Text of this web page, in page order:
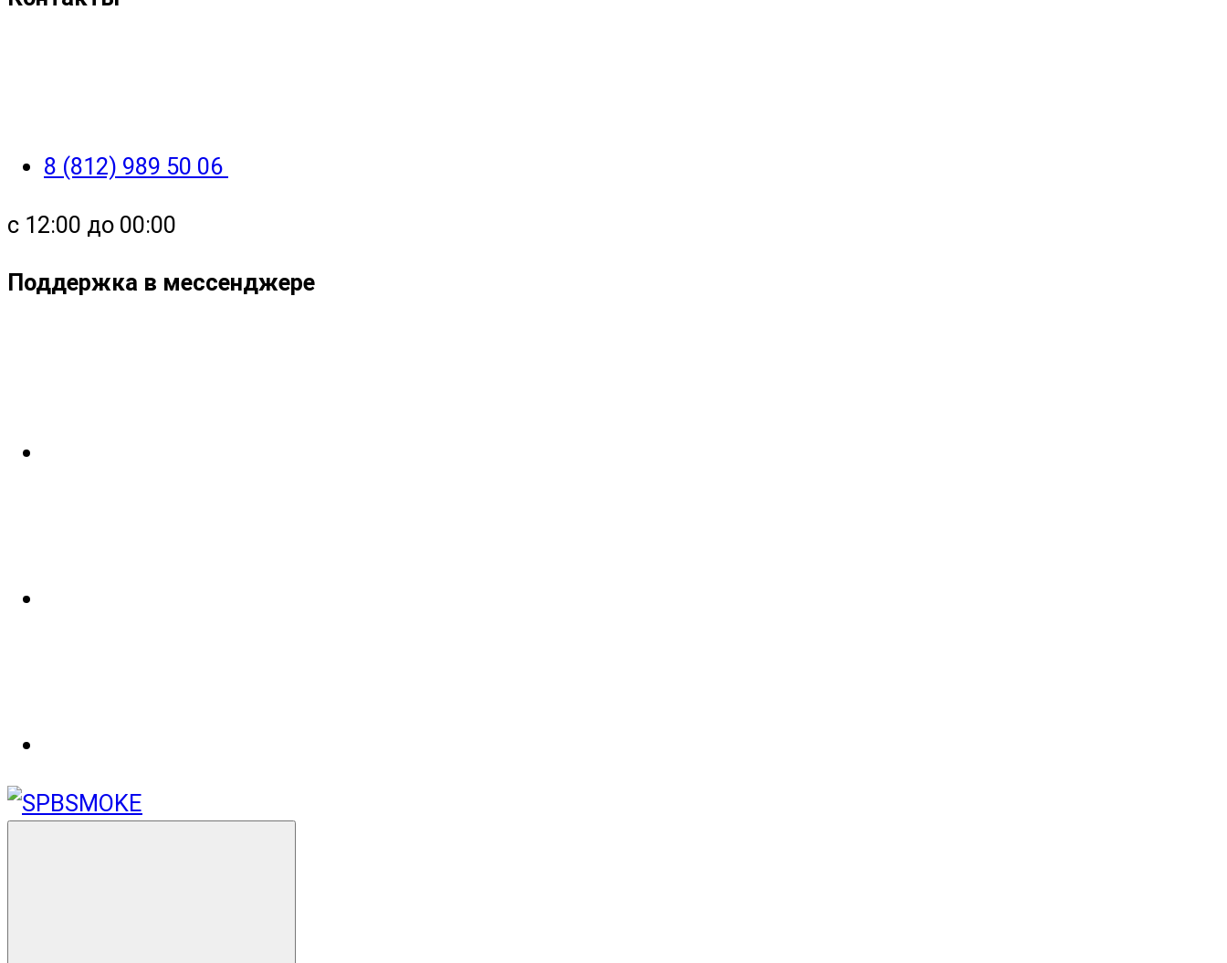
8 (812) 989 50 06
с 12:00 до 00:00
Поддержка в мессенджере